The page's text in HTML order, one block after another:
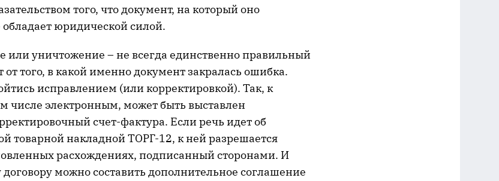
того, что документ, на который оно
юридической силой.
или уничтожение – не всегда единственно правильный
того, в какой именно документ закралась ошибка.
исправлением (или корректировкой). Так, к
числе электронным, может быть выставлен
счет-фактура. Если речь идет об
товарной накладной ТОРГ-12, к ней разрешается
расхождениях, подписанный сторонами. И
можно составить дополнительное соглашение